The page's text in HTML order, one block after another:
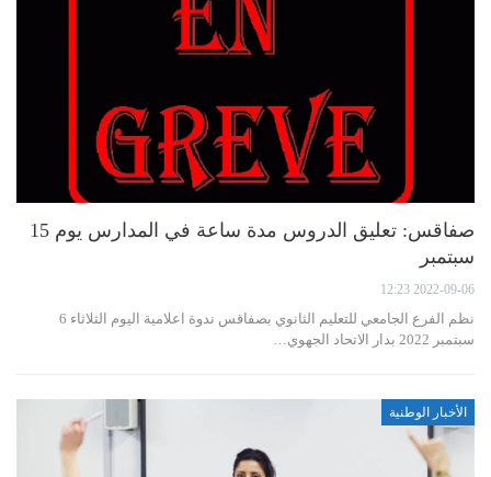
صفاقس: تعليق الدروس مدة ساعة في المدارس يوم 15
سبتمبر
2022-09-06 12:23
نظم الفرع الجامعي للتعليم الثانوي بصفاقس ندوة اعلامية اليوم الثلاثاء 6
سبتمبر 2022 بدار الاتحاد الجهوي…
الأخبار الوطنية